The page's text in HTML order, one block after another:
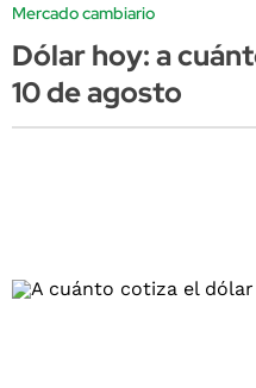
Mercado cambiario
Dólar hoy: a
10 de agosto